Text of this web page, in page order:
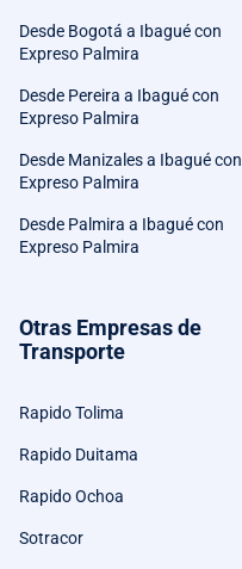
Desde Bogotá a Ibagué con
Expreso Palmira
Desde Pereira a Ibagué con
Expreso Palmira
Desde Manizales a Ibagué con
Expreso Palmira
Desde Palmira a Ibagué con
Expreso Palmira
Otras Empresas de
Transporte
Rapido Tolima
Rapido Duitama
Rapido Ochoa
Sotracor